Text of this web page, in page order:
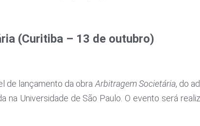
(Curitiba – 13 de outubro)
de lançamento da obra Arbitragem Societária, do
Universidade de São Paulo. O evento será